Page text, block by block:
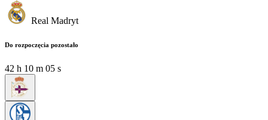
Real Madryt
Do rozpoczęcia pozostało
42 h 10 m 03 s